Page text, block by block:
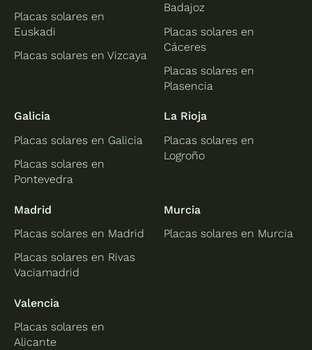
Placas solares en
Euskadi
Placas solares en Vizcaya
Badajoz
Placas solares en
Cáceres
Placas solares en
Plasencia
Galicia
Placas solares en Galicia
Placas solares en
Pontevedra
La Rioja
Placas solares en
Logroño
Madrid
Placas solares en Madrid
Placas solares en Rivas
Vaciamadrid
Murcia
Placas solares en Murcia
Valencia
Placas solares en
Alicante